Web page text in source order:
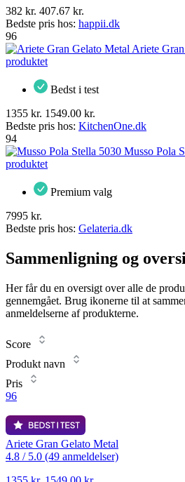
382 kr. 407.67 kr.
Bedste pris hos: happii.dk
96
Ariete
produktet
Bedst i test
1355 kr. 1549.00 kr.
Bedste pris hos: KitchenOne.dk
94
Musso Pola
produktet
Premium valg
7995 kr.
Bedste pris hos: Gelateria.dk
Sammenligning og
Her får du en oversigt over alle de
gennemgået. Brug ikonerne til at
anmeldelserne af produkterne.
Score
Produkt navn
Pris
96
Ariete Gran Gelato Metal
4.8 /5.0 (49 anmeldelser)